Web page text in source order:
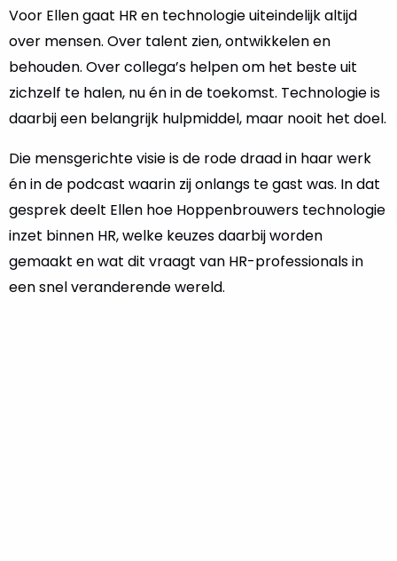
Voor Ellen gaat HR en technologie uiteindelijk altijd
over mensen. Over talent zien, ontwikkelen en
behouden. Over collega’s helpen om het beste uit
zichzelf te halen, nu én in de toekomst. Technologie is
daarbij een belangrijk hulpmiddel, maar nooit het doel.
Die mensgerichte visie is de rode draad in haar werk
én in de podcast waarin zij onlangs te gast was. In dat
gesprek deelt Ellen hoe Hoppenbrouwers technologie
inzet binnen HR, welke keuzes daarbij worden
gemaakt en wat dit vraagt van HR-professionals in
een snel veranderende wereld.